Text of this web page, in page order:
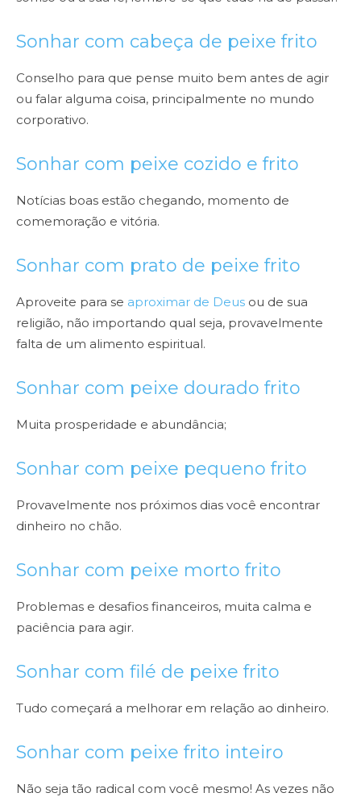
Sonhar com cabeça de peixe frito
Conselho para que pense muito bem antes de agir
ou falar alguma coisa, principalmente no mundo
corporativo.
Sonhar com peixe cozido e frito
Notícias boas estão chegando, momento de
comemoração e vitória.
Sonhar com prato de peixe frito
Aproveite para se aproximar de Deus ou de sua
religião, não importando qual seja, provavelmente
falta de um alimento espiritual.
Sonhar com peixe dourado frito
Muita prosperidade e abundância;
Sonhar com peixe pequeno frito
Provavelmente nos próximos dias você encontrar
dinheiro no chão.
Sonhar com peixe morto frito
Problemas e desafios financeiros, muita calma e
paciência para agir.
Sonhar com filé de peixe frito
Tudo começará a melhorar em relação ao dinheiro.
Sonhar com peixe frito inteiro
Não seja tão radical com você mesmo! As vezes não